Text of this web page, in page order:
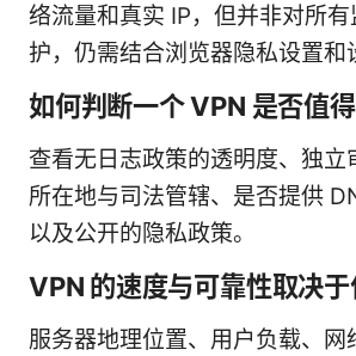
络流量和真实 IP，但并非对所
护，仍需结合浏览器隐私设置和
如何判断一个 VPN 是否值得
查看无日志政策的透明度、独立
所在地与司法管辖、是否提供
以及公开的隐私政策。
VPN 的速度与可靠性取决于
服务器地理位置、用户负载、网